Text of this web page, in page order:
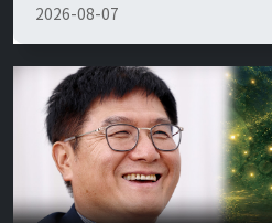
2026-08-07